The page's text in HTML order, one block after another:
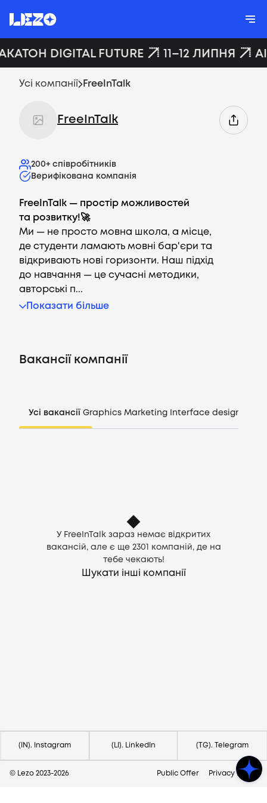
Увійти
DIGITAL FUTURE 11–12 ЛИПНЯ
Усі компанії FreeInTalk
FreeInTalk
200+ співробітників
Верифікована компанія
FreeInTalk — простір можливостей
та розвитку!🚀
Ми — не просто мовна школа, а місце,
де студенти ламають мовні бар'єри та
відкривають нові горизонти. Наш підхід
до навчання — це сучасні методики,
авторські п...
Показати більше
Вакансії компанії
Усі вакансії Graphics Marketing Interface design
У FreeInTalk зараз немає відкритих
вакансій, але є ще 2301
компаній, де на
тебе чекають!
Шукати інші компанії
(IN). Instagram (LI). LinkedIn (TG). Telegram
© Lezo 2023-2026 Public Offer Privacy Policy